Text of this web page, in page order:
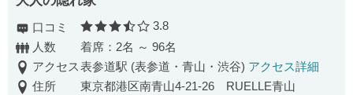
口コミ 口コミ評価
3.8
人数
着席：2名 ～ 96名
アクセス表参道駅 (表参道・青山・渋谷) アクセス詳細
住所
東京都港区南青山4-21-26 RUELLE青山